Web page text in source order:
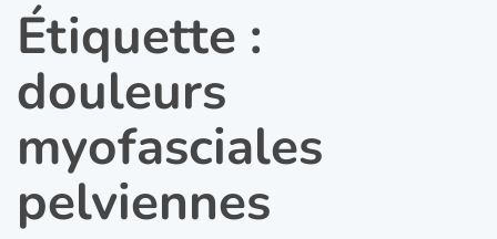
Étiquette :
douleurs
myofasciales
pelviennes